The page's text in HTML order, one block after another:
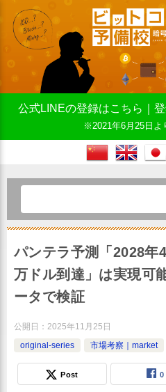
公式LINEの登録はこちら｜
※2021年6月25日よ
パンテラ予測「2028年
万ドル到達」は実現可
ータで検証
公開日： 2025年11月25日
original-series
市場考察｜market
Post 0